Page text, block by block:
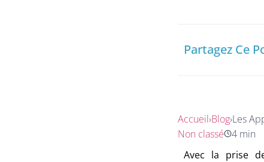
Partagez Ce
Accueil›Blog›Les
Non classé
4 min
Avec la prise